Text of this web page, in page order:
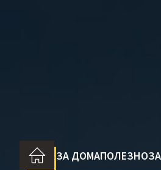
ЗА ДОМАПОЛЕЗНО